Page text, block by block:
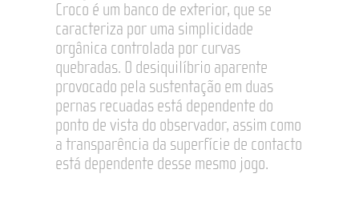
Croco é um banco de exterior, que se
caracteriza por uma simplicidade
orgânica controlada por curvas
quebradas. O desiquilíbrio aparente
provocado pela sustentação em duas
pernas recuadas está dependente do
ponto de vista do observador, assim como
a transparência da superfície de contacto
está dependente desse mesmo jogo.